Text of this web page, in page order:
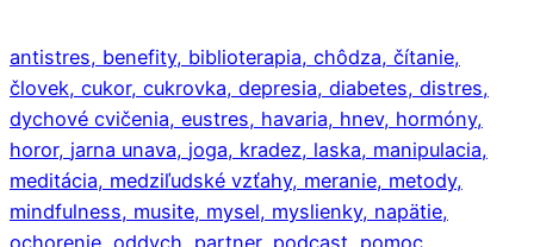
antistres, benefity, biblioterapia, chôdza, čítanie,
človek, cukor, cukrovka, depresia, diabetes, distres,
dychové cvičenia, eustres, havaria, hnev, hormóny,
horor, jarna unava, joga, kradez, laska, manipulacia,
meditácia, medziľudské vzťahy, meranie, metody,
mindfulness, musite, mysel, myslienky, napätie,
ochorenie, oddych, partner, podcast, pomoc,